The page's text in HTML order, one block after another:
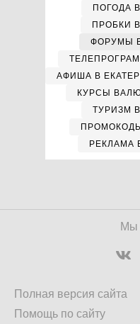
ПОГОДА
ПРОБКИ
ФОРУМЫ
АФИША В
КУРСЫ
ТУРИЗМ
РЕКЛАМА
Мы
Полная версия сайта
Помощь по сайту